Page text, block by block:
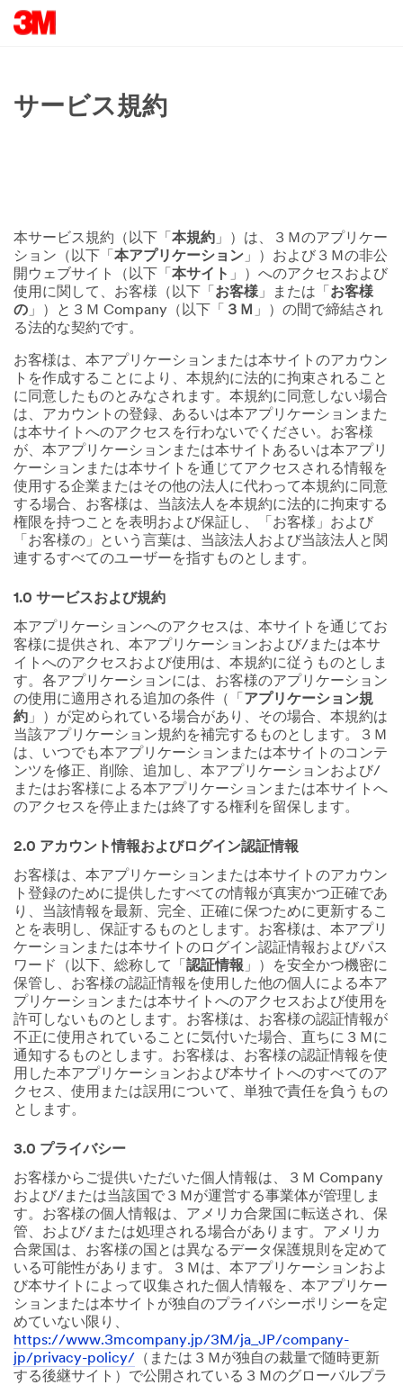
サービス規約
本サービス規約（以下「 本規約 」）は、３Ｍのアプリケー
ション（以下「 本アプリケーション 」）および３Ｍの非公
開ウェブサイト（以下「 本サイト 」）へのアクセスおよび
使用に関して、お客様（以下「 お客様 」または「 お客様
の 」）と３Ｍ Company（以下「 ３Ｍ 」）の間で締結され
る法的な契約です。
お客様は、本アプリケーションまたは本サイトのアカウン
トを作成することにより、本規約に法的に拘束されること
に同意したものとみなされます。本規約に同意しない場合
は、アカウントの登録、あるいは本アプリケーションまた
は本サイトへのアクセスを行わないでください。お客様
が、本アプリケーションまたは本サイトあるいは本アプリ
ケーションまたは本サイトを通じてアクセスされる情報を
使用する企業またはその他の法人に代わって本規約に同意
する場合、お客様は、当該法人を本規約に法的に拘束する
権限を持つことを表明および保証し、「お客様」および
「お客様の」という言葉は、当該法人および当該法人と関
連するすべてのユーザーを指すものとします。
1.0 サービスおよび規約
本アプリケーションへのアクセスは、本サイトを通じてお
客様に提供され、本アプリケーションおよび/または本サ
イトへのアクセスおよび使用は、本規約に従うものとしま
す。各アプリケーションには、お客様のアプリケーション
の使用に適用される追加の条件（「 アプリケーション規
約 」）が定められている場合があり、その場合、本規約は
当該アプリケーション規約を補完するものとします。３Ｍ
は、いつでも本アプリケーションまたは本サイトのコンテ
ンツを修正、削除、追加し、本アプリケーションおよび/
またはお客様による本アプリケーションまたは本サイトへ
のアクセスを停止または終了する権利を留保します。
2.0 アカウント情報およびログイン認証情報
お客様は、本アプリケーションまたは本サイトのアカウン
ト登録のために提供したすべての情報が真実かつ正確であ
り、当該情報を最新、完全、正確に保つために更新するこ
とを表明し、保証するものとします。お客様は、本アプリ
ケーションまたは本サイトのログイン認証情報およびパス
ワード（以下、総称して「 認証情報 」）を安全かつ機密に
保管し、お客様の認証情報を使用した他の個人による本ア
プリケーションまたは本サイトへのアクセスおよび使用を
許可しないものとします。お客様は、お客様の認証情報が
不正に使用されていることに気付いた場合、直ちに３Ｍに
通知するものとします。お客様は、お客様の認証情報を使
用した本アプリケーションおよび本サイトへのすべてのア
クセス、使用または誤用について、単独で責任を負うもの
とします。
3.0 プライバシー
お客様からご提供いただいた個人情報は、３Ｍ Company
および/または当該国で３Ｍが運営する事業体が管理しま
す。お客様の個人情報は、アメリカ合衆国に転送され、保
管、および/または処理される場合があります。アメリカ
合衆国は、お客様の国とは異なるデータ保護規則を定めて
いる可能性があります。３Ｍは、本アプリケーションおよ
び本サイトによって収集された個人情報を、本アプリケー
ションまたは本サイトが独自のプライバシーポリシーを定
めていない限り、
https://www.3mcompany.jp/3M/ja_JP/company-
jp/privacy-policy/ （または３Ｍが独自の裁量で随時更新
する後継サイト）で公開されている３Ｍのグローバルプラ